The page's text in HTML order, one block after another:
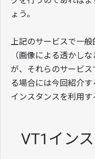
ょう。
上記のサービスで一
（画像による透かし
が、それらのサービ
る場合には今回紹介
インスタンスを利用す
VT1イン